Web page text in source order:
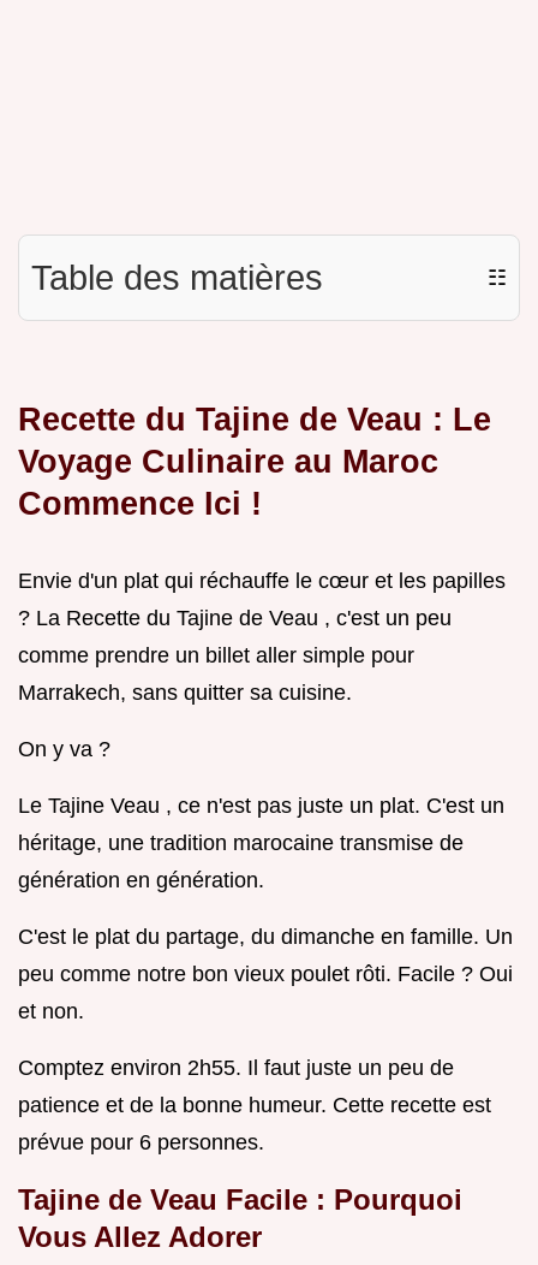
Table des matières ☷
Recette du Tajine de Veau : Le
Voyage Culinaire au Maroc
Commence Ici !
Envie d'un plat qui réchauffe le cœur et les papilles
? La Recette du Tajine de Veau , c'est un peu
comme prendre un billet aller simple pour
Marrakech, sans quitter sa cuisine.
On y va ?
Le Tajine Veau , ce n'est pas juste un plat. C'est un
héritage, une tradition marocaine transmise de
génération en génération.
C'est le plat du partage, du dimanche en famille. Un
peu comme notre bon vieux poulet rôti. Facile ? Oui
et non.
Comptez environ 2h55. Il faut juste un peu de
patience et de la bonne humeur. Cette recette est
prévue pour 6 personnes.
Tajine de Veau Facile : Pourquoi
Vous Allez Adorer